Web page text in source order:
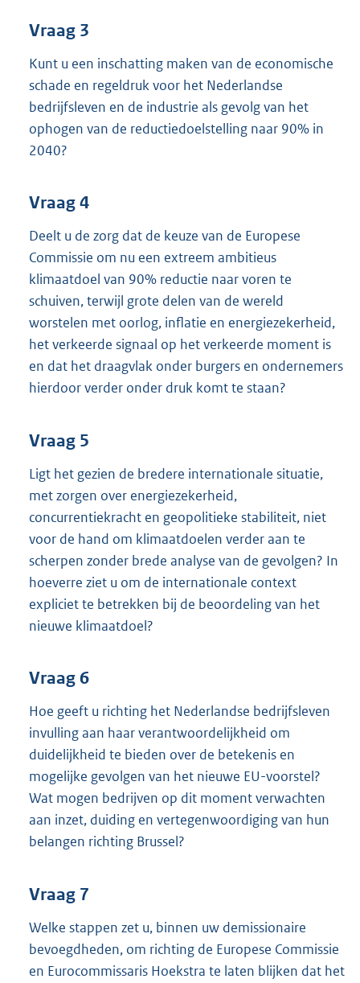
Vraag 3
Kunt u een inschatting maken van de economische
schade en regeldruk voor het Nederlandse
bedrijfsleven en de industrie als gevolg van het
ophogen van de reductiedoelstelling naar 90% in
2040?
Vraag 4
Deelt u de zorg dat de keuze van de Europese
Commissie om nu een extreem ambitieus
klimaatdoel van 90% reductie naar voren te
schuiven, terwijl grote delen van de wereld
worstelen met oorlog, inflatie en energiezekerheid,
het verkeerde signaal op het verkeerde moment is
en dat het draagvlak onder burgers en ondernemers
hierdoor verder onder druk komt te staan?
Vraag 5
Ligt het gezien de bredere internationale situatie,
met zorgen over energiezekerheid,
concurrentiekracht en geopolitieke stabiliteit, niet
voor de hand om klimaatdoelen verder aan te
scherpen zonder brede analyse van de gevolgen? In
hoeverre ziet u om de internationale context
expliciet te betrekken bij de beoordeling van het
nieuwe klimaatdoel?
Vraag 6
Hoe geeft u richting het Nederlandse bedrijfsleven
invulling aan haar verantwoordelijkheid om
duidelijkheid te bieden over de betekenis en
mogelijke gevolgen van het nieuwe EU-voorstel?
Wat mogen bedrijven op dit moment verwachten
aan inzet, duiding en vertegenwoordiging van hun
belangen richting Brussel?
Vraag 7
Welke stappen zet u, binnen uw demissionaire
bevoegdheden, om richting de Europese Commissie
en Eurocommissaris Hoekstra te laten blijken dat het